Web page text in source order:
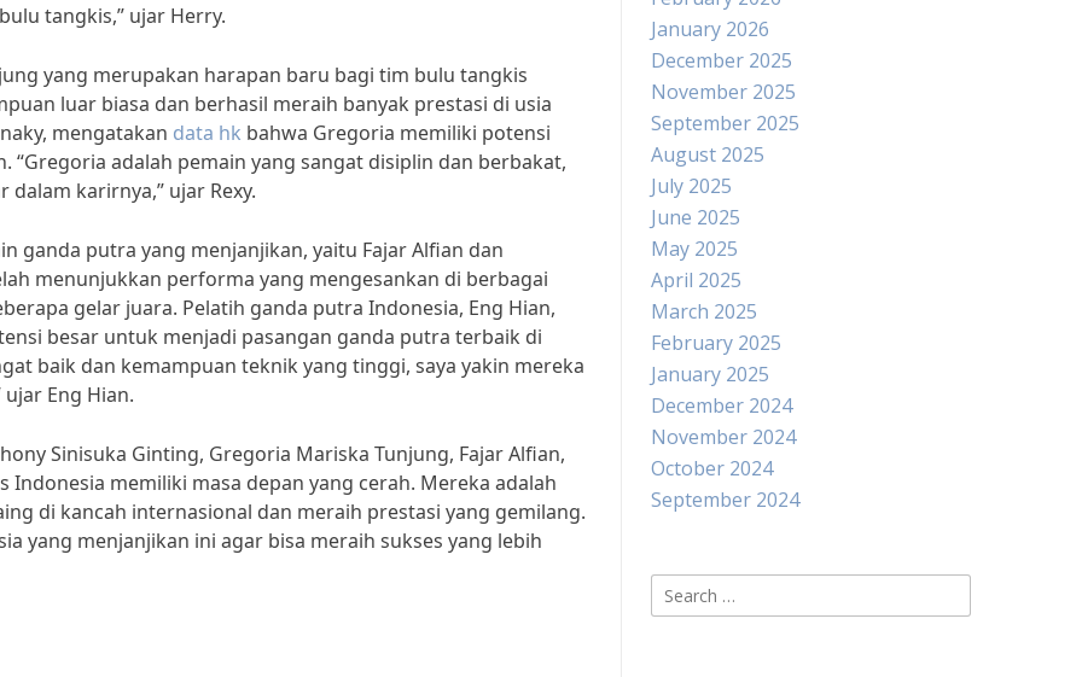
tangkis,” ujar Herry.
yang merupakan harapan baru bagi tim bulu tangkis
luar biasa dan berhasil meraih banyak prestasi di usia
mengatakan data hk bahwa Gregoria memiliki potensi
“Gregoria adalah pemain yang sangat disiplin dan berbakat,
dalam karirnya,” ujar Rexy.
ganda putra yang menjanjikan, yaitu Fajar Alfian dan
menunjukkan performa yang mengesankan di berbagai
gelar juara. Pelatih ganda putra Indonesia, Eng Hian,
besar untuk menjadi pasangan ganda putra terbaik di
baik dan kemampuan teknik yang tinggi, saya yakin mereka
Eng Hian.
Sinisuka Ginting, Gregoria Mariska Tunjung, Fajar Alfian,
memiliki masa depan yang cerah. Mereka adalah
di kancah internasional dan meraih prestasi yang gemilang.
yang menjanjikan ini agar bisa meraih sukses yang lebih
January 2026
December 2025
November 2025
September 2025
August 2025
July 2025
June 2025
May 2025
April 2025
March 2025
February 2025
January 2025
December 2024
November 2024
October 2024
September 2024
Search
for: